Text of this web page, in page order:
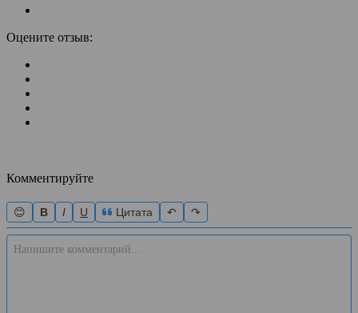
Оцените отзыв:
Комментируйте
😊 B I U Цитата ↶ ↷